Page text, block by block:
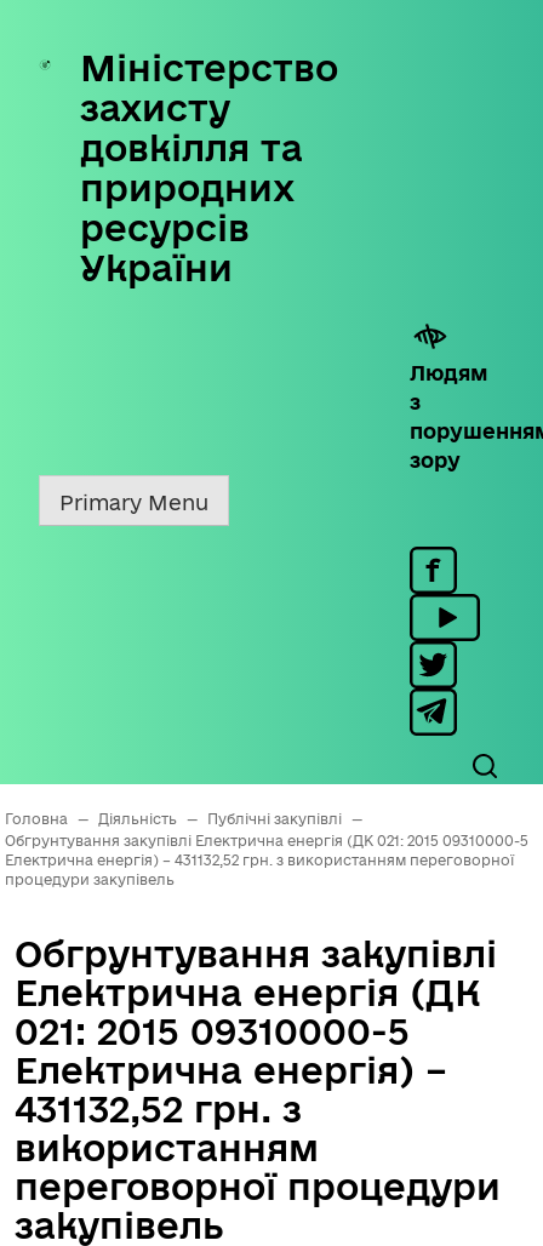
Skip
content
Міністерство
захисту
довкілля та
природних
ресурсів
України
Людям
з
зору
Primary Menu
Головна — Діяльність — Публічні закупівлі
—
Обгрунтування закупівлі Електрична енергія (ДК 021: 2015 09310000-5
Електрична енергія) – 431132,52 грн. з використанням переговорної
процедури закупівель
Обгрунтування закупівлі
Електрична енергія (ДК
021: 2015 09310000-5
Електрична енергія) –
431132,52 грн. з
використанням
переговорної процедури
закупівель